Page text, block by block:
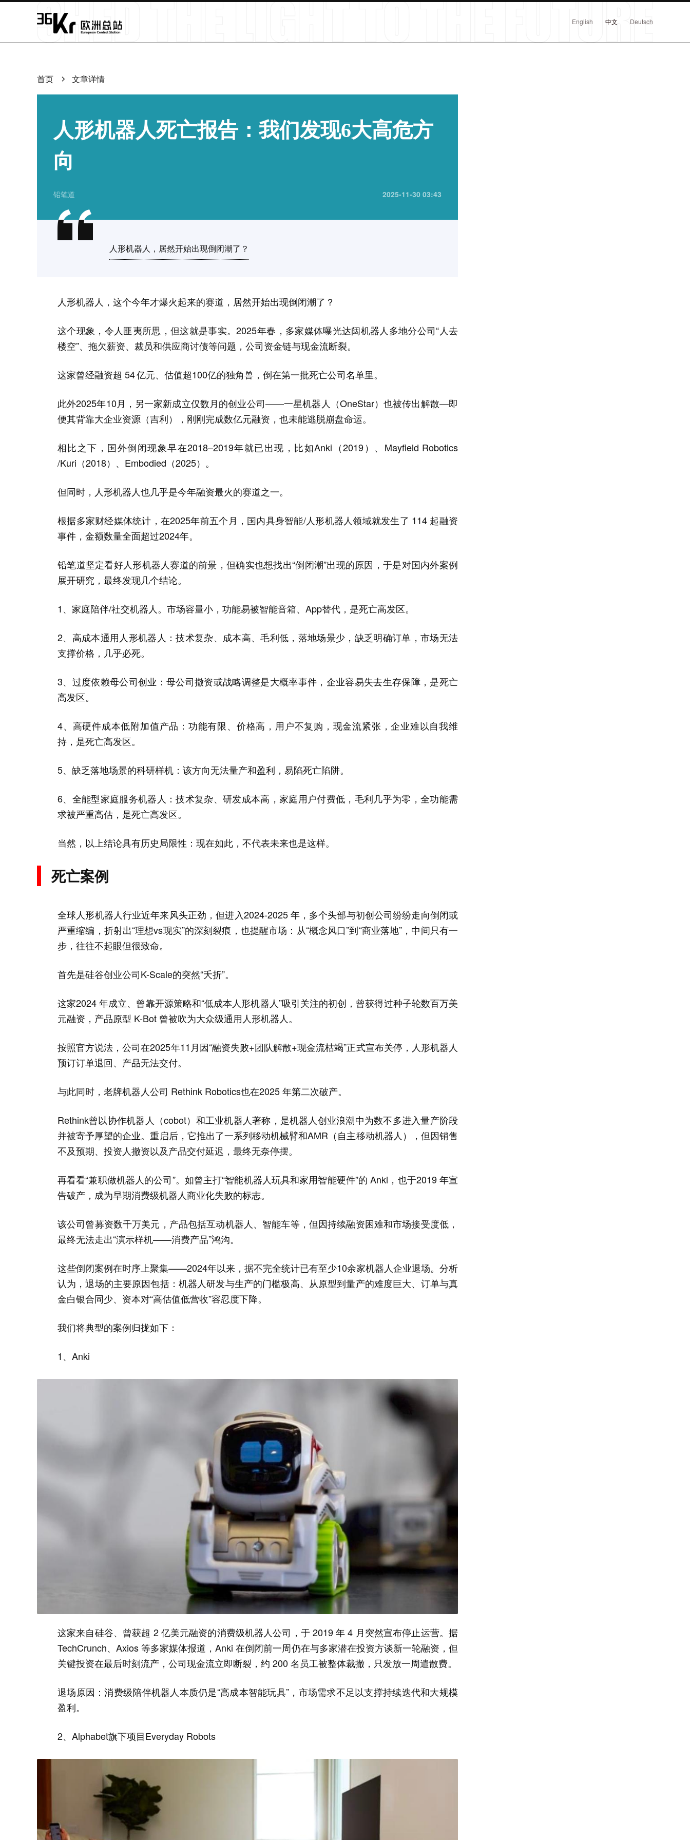
English 中文 Deutsch
首页 文章详情
人形机器人死亡报告：我们发现6大高危方
向
铅笔道 2025-11-30 03:43
人形机器人，居然开始出现倒闭潮了？
人形机器人，这个今年才爆火起来的赛道，居然开始出现倒闭潮了？
这个现象，令人匪夷所思，但这就是事实。2025年春，多家媒体曝光达闼机器人多地分公司“人去
楼空”、拖欠薪资、裁员和供应商讨债等问题，公司资金链与现金流断裂。
这家曾经融资超 54 亿元、估值超100亿的独角兽，倒在第一批死亡公司名单里。
此外2025年10月，另一家新成立仅数月的创业公司——一星机器人（OneStar）也被传出解散—即
便其背靠大企业资源（吉利），刚刚完成数亿元融资，也未能逃脱崩盘命运。
相比之下，国外倒闭现象早在2018–2019年就已出现，比如Anki（2019）、Mayfield Robotics
/Kuri（2018）、Embodied（2025）。
但同时，人形机器人也几乎是今年融资最火的赛道之一。
根据多家财经媒体统计，在2025年前五个月，国内具身智能/人形机器人领域就发生了 114 起融资
事件，金额数量全面超过2024年。
铅笔道坚定看好人形机器人赛道的前景，但确实也想找出“倒闭潮”出现的原因，于是对国内外案例
展开研究，最终发现几个结论。
1、家庭陪伴/社交机器人。市场容量小，功能易被智能音箱、App替代，是死亡高发区。
2、高成本通用人形机器人：技术复杂、成本高、毛利低，落地场景少，缺乏明确订单，市场无法
支撑价格，几乎必死。
3、过度依赖母公司创业：母公司撤资或战略调整是大概率事件，企业容易失去生存保障，是死亡
高发区。
4、高硬件成本低附加值产品：功能有限、价格高，用户不复购，现金流紧张，企业难以自我维
持，是死亡高发区。
5、缺乏落地场景的科研样机：该方向无法量产和盈利，易陷死亡陷阱。
6、全能型家庭服务机器人：技术复杂、研发成本高，家庭用户付费低，毛利几乎为零，全功能需
求被严重高估，是死亡高发区。
当然，以上结论具有历史局限性：现在如此，不代表未来也是这样。
死亡案例
全球人形机器人行业近年来风头正劲，但进入2024-2025 年，多个头部与初创公司纷纷走向倒闭或
严重缩编，折射出“理想vs现实”的深刻裂痕，也提醒市场：从“概念风口”到“商业落地”，中间只有一
步，往往不起眼但很致命。
首先是硅谷创业公司K-Scale的突然“夭折”。
这家2024 年成立、曾靠开源策略和“低成本人形机器人”吸引关注的初创，曾获得过种子轮数百万美
元融资，产品原型 K-Bot 曾被吹为大众级通用人形机器人。
按照官方说法，公司在2025年11月因“融资失败+团队解散+现金流枯竭”正式宣布关停，人形机器人
预订订单退回、产品无法交付。
与此同时，老牌机器人公司 Rethink Robotics也在2025 年第二次破产。
Rethink曾以协作机器人（cobot）和工业机器人著称，是机器人创业浪潮中为数不多进入量产阶段
并被寄予厚望的企业。重启后，它推出了一系列移动机械臂和AMR（自主移动机器人），但因销售
不及预期、投资人撤资以及产品交付延迟，最终无奈停摆。
再看看“兼职做机器人的公司”。如曾主打“智能机器人玩具和家用智能硬件”的 Anki，也于2019 年宣
告破产，成为早期消费级机器人商业化失败的标志。
该公司曾募资数千万美元，产品包括互动机器人、智能车等，但因持续融资困难和市场接受度低，
最终无法走出“演示样机——消费产品”鸿沟。
这些倒闭案例在时序上聚集——2024年以来，据不完全统计已有至少10余家机器人企业退场。分析
认为，退场的主要原因包括：机器人研发与生产的门槛极高、从原型到量产的难度巨大、订单与真
金白银合同少、资本对“高估值低营收”容忍度下降。
我们将典型的案例归拢如下：
1、Anki
这家来自硅谷、曾获超 2 亿美元融资的消费级机器人公司，于 2019 年 4 月突然宣布停止运营。据
TechCrunch、Axios 等多家媒体报道，Anki 在倒闭前一周仍在与多家潜在投资方谈新一轮融资，但
关键投资在最后时刻流产，公司现金流立即断裂，约 200 名员工被整体裁撤，只发放一周遣散费。
退场原因：消费级陪伴机器人本质仍是“高成本智能玩具”，市场需求不足以支撑持续迭代和大规模
盈利。
2、Alphabet旗下项目Everyday Robots